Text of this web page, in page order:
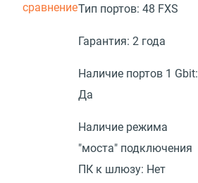
сравнениеТип портов: 48 FXS
Гарантия: 2 года
Наличие портов 1 Gbit:
Да
Наличие режима
"моста" подключения
ПК к шлюзу: Нет